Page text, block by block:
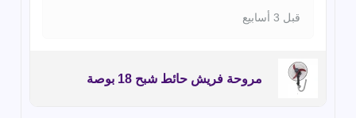
قبل 3 أسابيع
مروحة فريش حائط شبح 18 بوصة